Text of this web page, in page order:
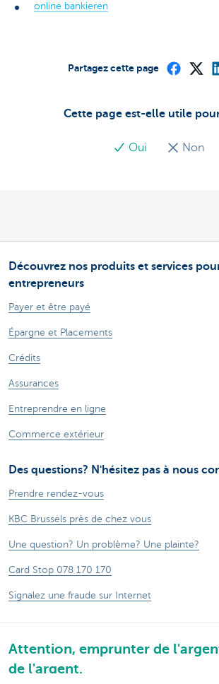
online bankieren
Cette page est-elle utile
Oui Non
Partagez cette page
Découvrez nos produits et services
entrepreneurs
Payer et être payé
Épargne et Placements
Crédits
Assurances
Entreprendre en ligne
Commerce extérieur
Des questions? N'hésitez pas à nous
Prendre rendez-vous
KBC Brussels près de chez vous
Une question? Un problème? Une plainte?
Card Stop 078 170 170
Signalez une fraude sur Internet
Attention, emprunter de
de l'argent.